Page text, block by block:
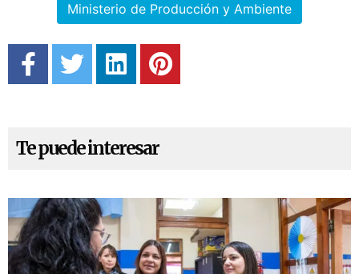
Ministerio de Producción y Ambiente
Te puede interesar